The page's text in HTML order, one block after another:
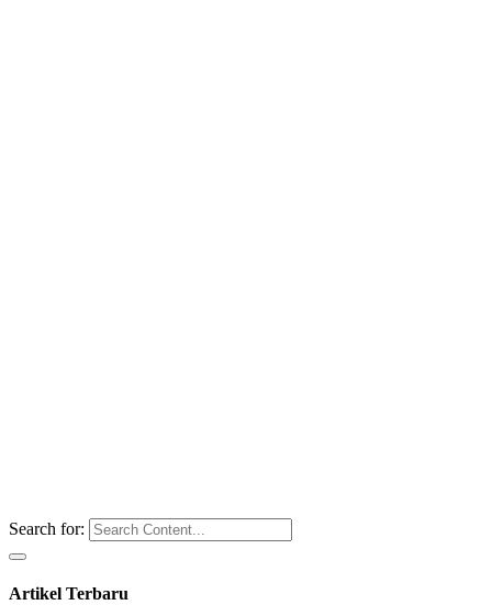
Search for:
Artikel Terbaru